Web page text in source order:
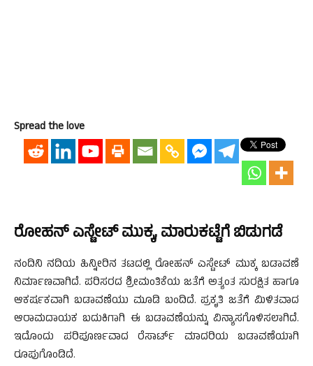
Spread the love
ರೋಹನ್ ಎಸ್ಟೇಟ್ ಮುಕ್ಕ, ಮಾರುಕಟ್ಟೆಗೆ ಬಿಡುಗಡೆ
ನಂದಿನಿ ನದಿಯ ಹಿನ್ನೀರಿನ ತಟದಲ್ಲಿ ರೋಹನ್ ಎಸ್ಟೇಟ್ ಮುಕ್ಕ ಬಡಾವಣೆ
ನಿರ್ಮಾಣವಾಗಿದೆ. ಪರಿಸರದ ಶ್ರೀಮಂತಿಕೆಯ ಜತೆಗೆ ಅತ್ಯಂತ ಸುರಕ್ಷಿತ ಹಾಗೂ
ಆಕರ್ಷಕವಾಗಿ ಬಡಾವಣೆಯು ಮೂಡಿ ಬಂದಿದೆ. ಪ್ರಕೃತಿ ಜತೆಗೆ ಮಿಳಿತವಾದ
ಆರಾಮದಾಯಕ ಬದುಕಿಗಾಗಿ ಈ ಬಡಾವಣೆಯನ್ನು ವಿನ್ಯಾಸಗೊಳಿಸಲಾಗಿದೆ.
ಇದೊಂದು ಪರಿಪೂರ್ಣವಾದ ರೆಸಾರ್ಟ್ ಮಾದರಿಯ ಬಡಾವಣೆಯಾಗಿ
ರೂಪುಗೊಂಡಿದೆ.